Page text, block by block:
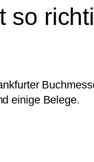
so
einige Belege.